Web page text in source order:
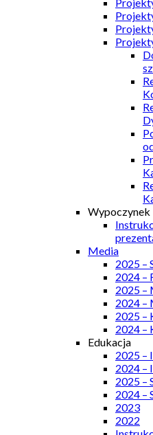
Wypoczynek
Media
2025 –
2024 –
2025 –
2024 –
2025 –
2024 –
Edukacja
2025 –
2024 –
2025 –
2024 –
2023
2022